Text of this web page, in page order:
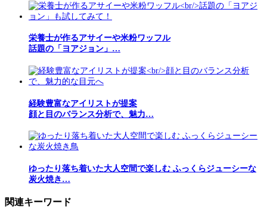
栄養士が作るアサイーや米粉ワッフル
話題の「ヨアジョン」…
経験豊富なアイリストが提案
顔と目のバランス分析で、魅力…
ゆったり落ち着いた大人空間で楽しむ ふっくらジューシーな
炭火焼き…
関連キーワード